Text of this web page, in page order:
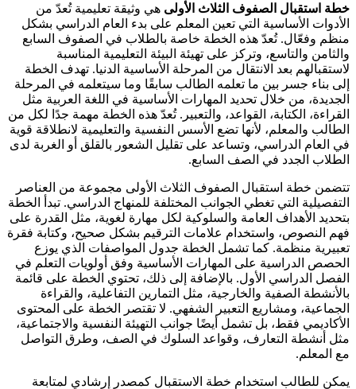
خطة استقبال الصفوف الثلاث الأولى هي وثيقة تعليمية تُعدّ من
الأدوات الأساسية التي تعين المعلم على بدء العام الدراسي بشكل
منظم وفعّال. تُعدّ هذه الخطة خاصة بالطلاب في الصفوف السابع
والثامن والتاسع، وتركز على تهيئة البيئة التعليمية المناسبة
لاستقبالهم بعد الانتقال من المرحلة الأساسية الدنيا. تهدف الخطة
إلى بناء جسر بين ما تعلمه الطالب سابقًا وما سيتعلمه في المرحلة
الجديدة، من خلال تحديد المهارات الأساسية في اللغة العربية مثل
القراءة، الكتابة، القواعد، والتعبير. تُعدّ هذه الخطة مهمة جدًا لكل من
الطالب والمعلم، لأنها تضع الأسس النفسية والتعليمية لانطلاقة قوية
في العام الدراسي، وتساعد على تقليل الشعور بالقلق أو الغربة لدى
الطلاب الجدد في الصف السابع.
تتضمن خطة استقبال الصفوف الثلاث الأولى مجموعة من العناصر
التفصيلية التي تغطي الجوانب المختلفة للمنهاج الدراسي. تبدأ الخطة
بتحديد الأهداف العامة والسلوكية لكل مهارة لغوية، مثل القدرة على
فهم النصوص، واستخدام علامات الترقيم بشكل صحيح، وكتابة فقرة
تعبيرية منظمة. كما تشمل الخطة جدول المواصفات الذي يوزع
الحصص الدراسية على المهارات الأساسية وفق أولويات التعلم في
الفصل الدراسي الأول. بالإضافة إلى ذلك، تحتوي الخطة على قائمة
بالأنشطة الصفية والخارجية، مثل التمارين التفاعلية، والقراءة
الجماعية، ومشاريع التعبير الشفهي. لا تقتصر الخطة على المحتوى
الأكاديمي فقط، بل تشمل أيضًا جوانب التهيئة النفسية والاجتماعية،
مثل أنشطة التعارف، وقواعد السلوك في الصف، وطرق التواصل
مع المعلم.
يمكن للطالب استخدام خطة الاستقبال كمصدر إرشادي لمتابعة